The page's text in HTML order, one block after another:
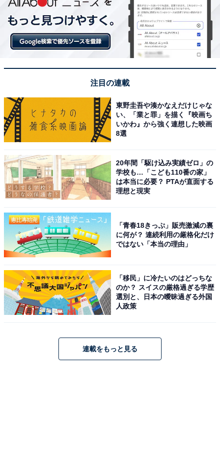
注目の連載
東野圭吾や湊かなえだけじゃな
い、「業と罪」を描く『映画ち
いかわ』から強く連想した映画
8選
20年間「駆け込み実績ゼロ」の
学校も…「こども110番の家」
は本当に必要？ PTAが直面する
理想と現実
「青春18きっぷ」販売激減の裏
に何が？ 連続利用の厳格化だけ
ではない「本当の理由」
「移民」に冷たいのはどっちな
のか？ スイスの厳格過ぎる学歴
選別と、日本の曖昧過ぎる外国
人政策
連載をもっと見る